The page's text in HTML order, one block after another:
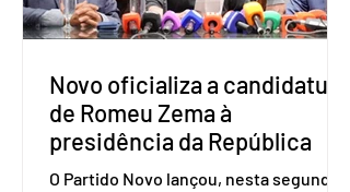
empreendedores 60+ formalizados
atingiram o maior rendime
Novo oficializa a candidatura
de Romeu Zema à
presidência da República
O Partido Novo lançou, nesta segunda-